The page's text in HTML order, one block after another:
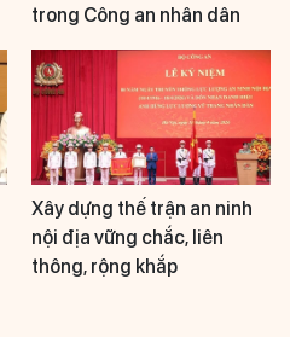
trong Công an nhân dân
Xây dựng thế trận an ninh
nội địa vững chắc, liên
thông, rộng khắp